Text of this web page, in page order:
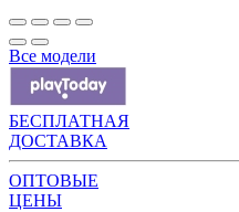
Все модели
БЕСПЛАТНАЯ
ДОСТАВКА
ОПТОВЫЕ
ЦЕНЫ